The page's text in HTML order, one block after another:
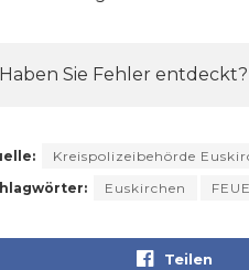
Haben Sie Fehler
Kreispolizeibehörde
Euskirchen
Teilen